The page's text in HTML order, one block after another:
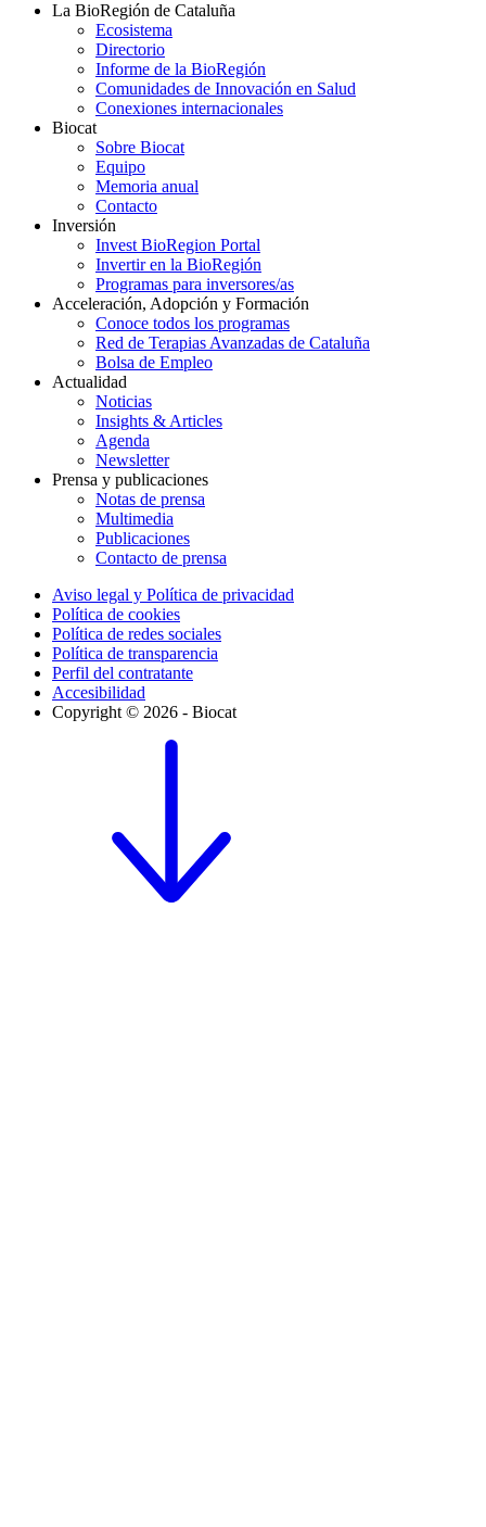
La BioRegión de Cataluña
Ecosistema
Directorio
Informe de la BioRegión
Comunidades de Innovación en Salud
Conexiones internacionales
Biocat
Sobre Biocat
Equipo
Memoria anual
Contacto
Inversión
Invest BioRegion Portal
Invertir en la BioRegión
Programas para inversores/as
Acceleración, Adopción y Formación
Conoce todos los programas
Red de Terapias Avanzadas de Cataluña
Bolsa de Empleo
Actualidad
Noticias
Insights & Articles
Agenda
Newsletter
Prensa y publicaciones
Notas de prensa
Multimedia
Publicaciones
Contacto de prensa
Aviso legal y Política de privacidad
Política de cookies
Política de redes sociales
Política de transparencia
Perfil del contratante
Accesibilidad
Copyright © 2026 - Biocat